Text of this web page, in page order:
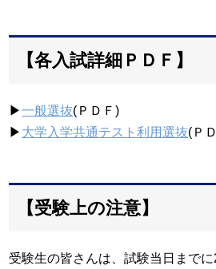
【各入試詳細ＰＤＦ】
▶一般選抜(ＰＤＦ)
▶ 大学入学共通テスト利用選抜(Ｐ
【受験上の注意】
受験生の皆さんは、試験当日まで